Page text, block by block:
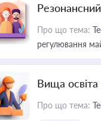
Про що тема:
регулювання
Вища освіта
Про що тема: